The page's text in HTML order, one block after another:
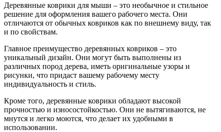
Деревянные коврики для мыши – это необычное и стильное
решение для оформления вашего рабочего места. Они
отличаются от обычных ковриков как по внешнему виду, так
и по свойствам.
Главное преимущество деревянных ковриков – это
уникальный дизайн. Они могут быть выполнены из
различных пород дерева, иметь оригинальные узоры и
рисунки, что придаст вашему рабочему месту
индивидуальность и стиль.
Кроме того, деревянные коврики обладают высокой
прочностью и износостойкостью. Они не вытягиваются, не
мнутся и легко моются, что делает их удобными в
использовании.